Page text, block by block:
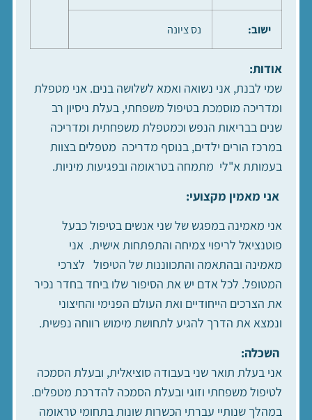
ישוב: נס ציונה
אודות:
שמי לבנת, אני נשואה ואמא לשלושה בנים. אני מטפלת
ומדריכה מוסמכת בטיפול משפחתי, בעלת ניסיון רב
שנים בבריאות הנפש וכמטפלת משפחתית ומדריכה
במרכז הורים ילדים, בנוסף מדריכה מטפלים בצוות
בעמותת א"לי מתמחה בטראומה ובפגיעות מיניות.
אני מאמין מקצועי:
אני מאמינה במפגש של שני אנשים בטיפול כבעל
פוטנציאל לריפוי צמיחה והתפתחות אישית. אני
מאמינה ובהתאמה והתכווננות של הטיפול לצרכי
המטופל. לכל אדם יש את הסיפור שלו ביחד בחדר נכיר
את הצרכים הייחודיים ואת העולם הפנימי והחיצוני
ונמצא את הדרך להגיע לתחושת מימוש רווחה נפשית.
השכלה:
אני בעלת תואר שני בעבודה סוציאלית, ובעלת הסמכה
לטיפול משפחתי וזוגי ובעלת הסמכה להדרכת מטפלים.
במהלך שנותיי עברתי הכשרות שונות בתחומי טראומה